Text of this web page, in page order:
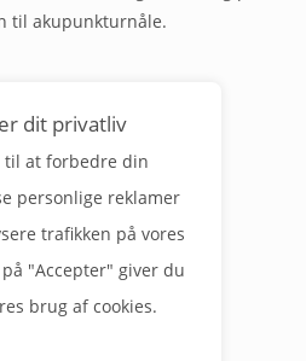
til akupunkturnåle.
herunder
brugeroprettelse her
dit privatliv
til at forbedre din
personlige reklamer
trafikken på vores
"Accepter" giver du
brug af cookies.